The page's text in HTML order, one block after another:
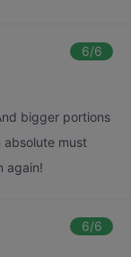
6/6
bigger portions
absolute must
again!
6/6